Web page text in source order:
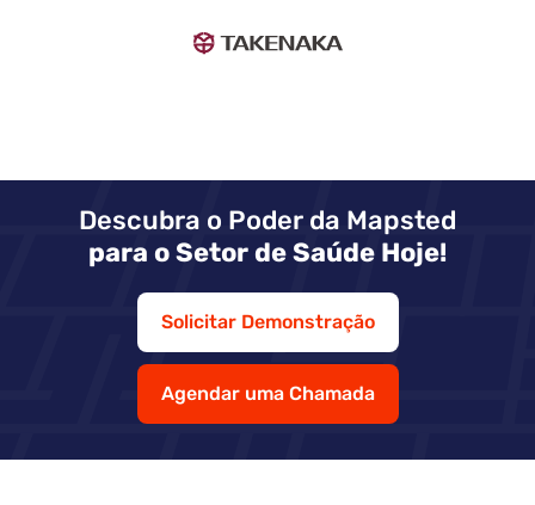
Descubra o Poder da Mapsted
para o Setor de Saúde Hoje!
Solicitar Demonstração
Agendar uma Chamada